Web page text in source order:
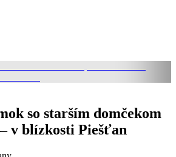
so starším domčekom
v blízkosti Piešťan